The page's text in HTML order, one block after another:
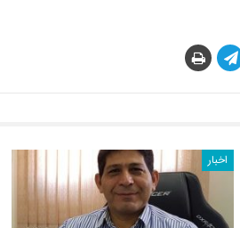
اخبار